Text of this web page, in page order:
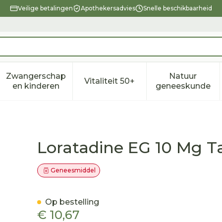
Veilige betalingen Apothekersadvies Snelle beschikbaarheid
verzorging en hygiëne categorie
voor Dieet, voeding en vitamines categorie
Zwangerschap
en kinderenToon submenu voor Zwangerschap en
Vitaliteit 50+Toon submenu voor
Natuur
geneeskunde
Toon
X 10 Mg
Loratadine EG 10 Mg
Geneesmiddel
€ 10,67
Op bestelling